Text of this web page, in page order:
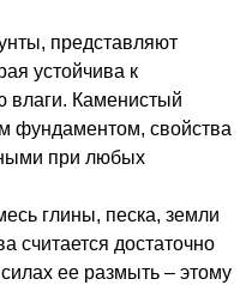
представляют
устойчива к
влаги. Каменистый
фундаментом, свойства
при любых
глины, песка, земли
считается достаточно
ее размыть – этому